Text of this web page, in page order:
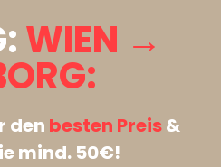
WIEN →
den besten Preis&
mind. 50€!